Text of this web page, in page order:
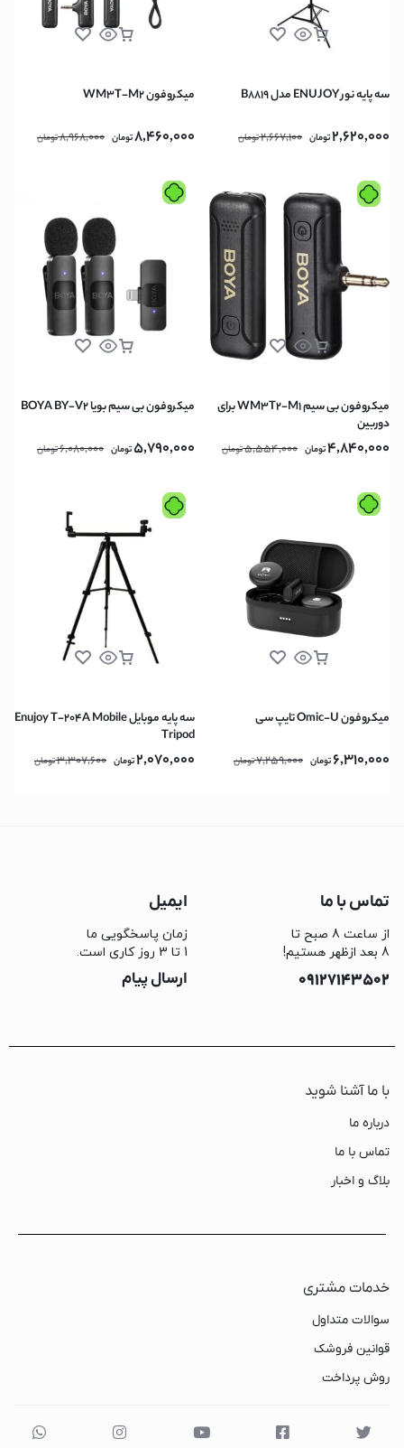
سه پایه نور ENUJOY مدل B8819
2,620,000تومان 2,667,100تومان
میکروفون WM3T-M2
8,460,000تومان 8,968,000تومان
میکروفون بی سیم WM3T2-M1 برای
دوربین
4,840,000تومان 5,554,000تومان
میکروفون بی سیم بویا BOYA BY-V2
5,790,000تومان 6,080,000تومان
میکروفون Omic-U تایپ سی
6,310,000تومان 7,259,000تومان
سه پایه موبایل Enujoy T-204A Mobile
Tripod
2,070,000تومان 3,307,600تومان
تماس با ما
از ساعت 8 صبح تا
8 بعد ازظهر هستیم!
09127143502
ایمیل
زمان پاسخگویی ما
1 تا 3 روز کاری است.
ارسال پیام
با ما آشنا شوید
درباره ما
تماس با ما
بلاگ و اخبار
خدمات مشتری
سوالات متداول
قوانین فروشک
روش پرداخت